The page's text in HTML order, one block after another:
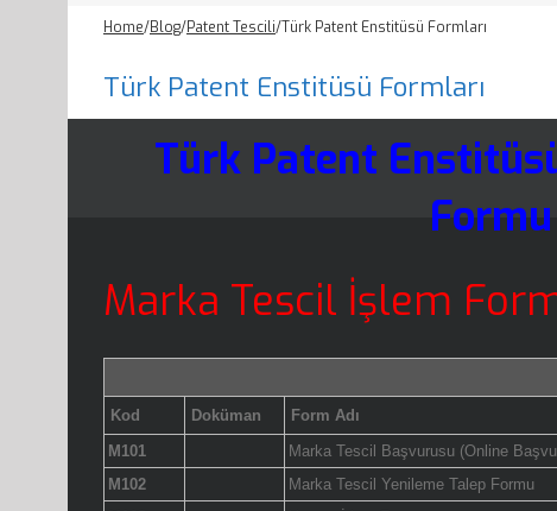
Home/Blog/Patent Tescili/Türk Patent Enstitüsü Formları
Türk Patent Enstitüsü Formları
Türk Patent
Marka Tescil İşlem
Kod Doküman Form Adı
M101
Marka Tescil Başvurusu (Online
M102
Marka Tescil Yenileme Talep Formu